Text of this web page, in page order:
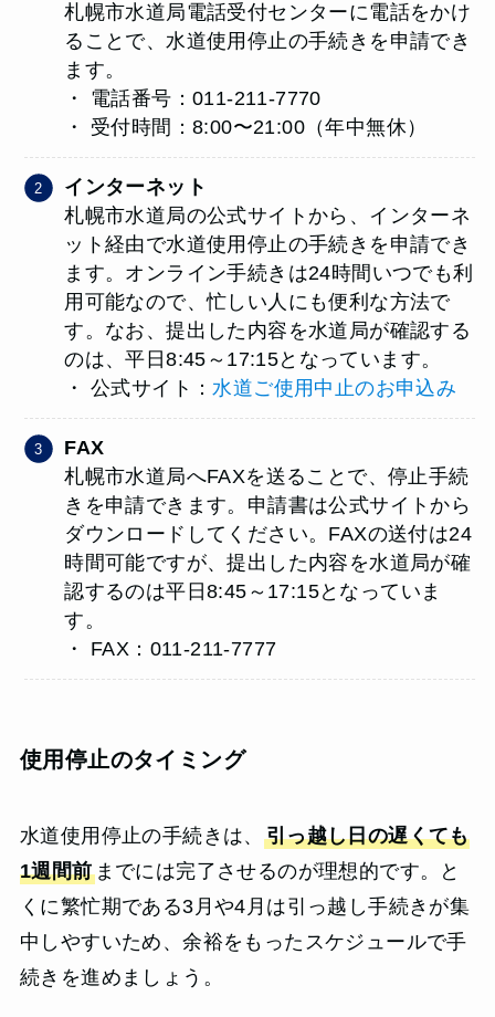
札幌市水道局電話受付センターに電話をかけ
ることで、水道使用停止の手続きを申請でき
ます。
・ 電話番号：011-211-7770
・ 受付時間：8:00〜21:00（年中無休）
インターネット
札幌市水道局の公式サイトから、インターネ
ット経由で水道使用停止の手続きを申請でき
ます。オンライン手続きは24時間いつでも利
用可能なので、忙しい人にも便利な方法で
す。なお、提出した内容を水道局が確認する
のは、平日8:45～17:15となっています。
・ 公式サイト：水道ご使用中止のお申込み
FAX
札幌市水道局へFAXを送ることで、停止手続
きを申請できます。申請書は公式サイトから
ダウンロードしてください。FAXの送付は24
時間可能ですが、提出した内容を水道局が確
認するのは平日8:45～17:15となっていま
す。
・ FAX：011-211-7777
使用停止のタイミング
水道使用停止の手続きは、 引っ越し日の遅くても
1週間前までには完了させるのが理想的です。と
くに繁忙期である3月や4月は引っ越し手続きが集
中しやすいため、余裕をもったスケジュールで手
続きを進めましょう。